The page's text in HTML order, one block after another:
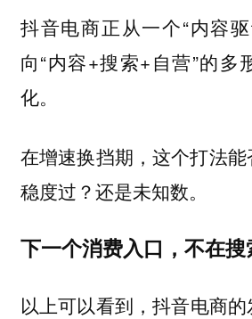
抖音电商正从一个“内容驱
向“内容+搜索+自营”的多
化。
在增速换挡期，这个打法
稳度过？还是未知数。
下一个消费入口，不在
以上可以看到，抖音电商